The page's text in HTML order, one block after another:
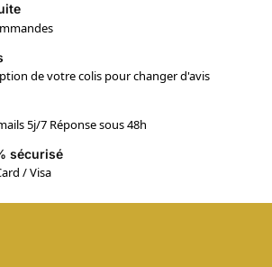
de votre colis pour changer d'avis
5j/7 Réponse sous 48h
sécurisé
/ Visa